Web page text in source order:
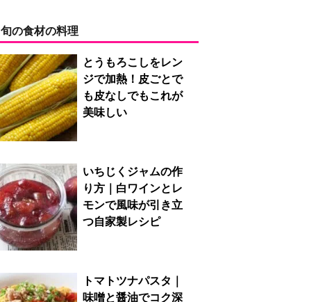
旬の食材の料理
とうもろこしをレン
ジで加熱！皮ごとで
も皮なしでもこれが
美味しい
いちじくジャムの作
り方｜白ワインとレ
モンで風味が引き立
つ自家製レシピ
トマトツナパスタ｜
味噌と醤油でコク深